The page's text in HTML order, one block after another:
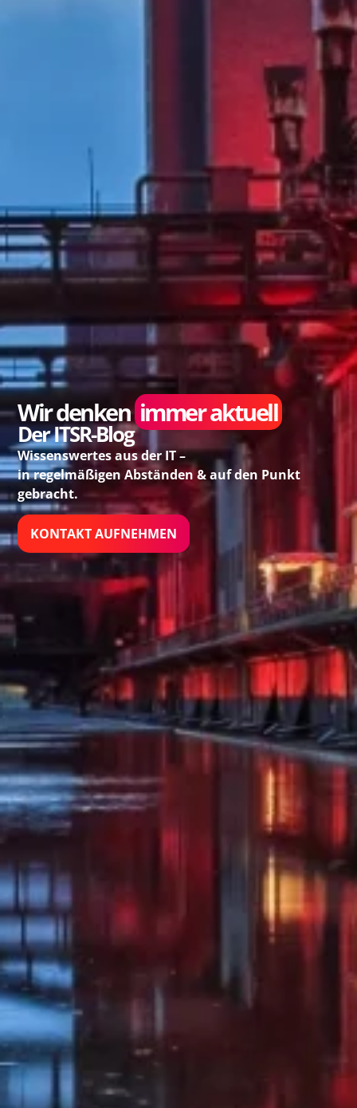
Wir denken immer aktuell
Der ITSR-Blog
Wissenswertes aus der IT –
in regelmäßigen Abständen & auf den Punkt
gebracht.
KONTAKT AUFNEHMEN